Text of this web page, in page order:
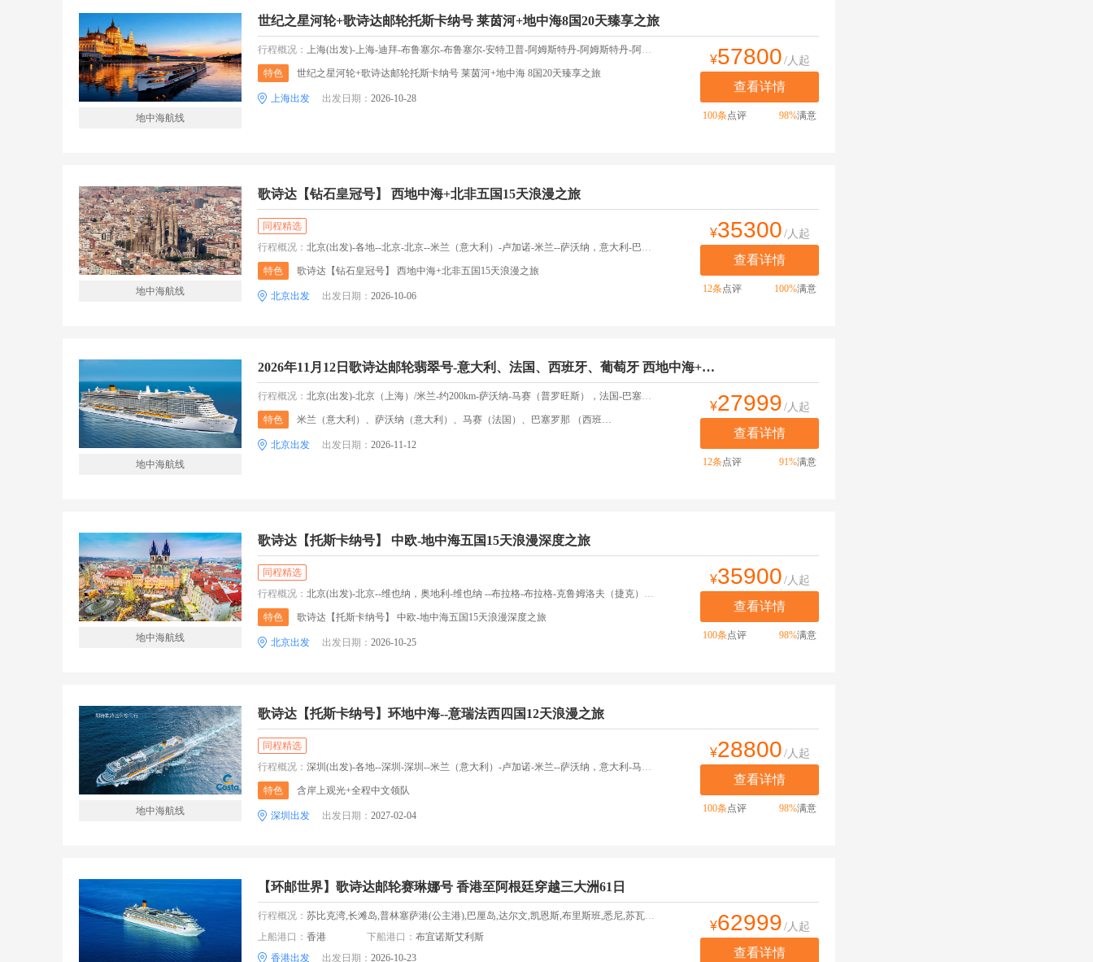
地中海航线
世纪之星河轮+歌诗达邮轮托斯卡纳号 莱茵河+地中海8国20天臻享之旅
行程概况： 上海(出发)-上海-迪拜-布鲁塞尔-布鲁塞尔-安特卫普-阿姆斯特丹-阿姆斯特丹-阿姆斯特丹-科隆-科布伦茨、吕德斯海姆-曼海姆、施派尔-斯特拉斯堡-巴塞尔-巴塞尔-日内瓦-瓦朗斯-日内瓦-阿维尼翁-马赛-巴塞罗那（西班牙）-卡利亚里/撒丁岛（意大利）-那不勒斯（意大利）-奇维塔韦基亚（罗马）-热那亚（意大利）-马赛-尼斯-摩纳哥-意大利小镇-意大利小镇-米兰-上海-上海-返回上海
特色 世纪之星河轮+歌诗达邮轮托斯卡纳号 莱茵河+地中海 8国20天臻享之旅
上海出发 出发日期： 2026-10-28
¥57800 /人起
查看详情
100条点评 98%满意
地中海航线
歌诗达【钻石皇冠号】 西地中海+北非五国15天浪漫之旅
同程精选
行程概况： 北京(出发)-各地--北京-北京--米兰（意大利）-卢加诺-米兰--萨沃纳，意大利-巴塞罗那，西班牙-丹吉尔，摩洛哥-卡萨布兰卡，摩洛哥-加迪斯，西班牙-直布罗陀，英国-马拉加（格拉纳达），西班牙-马赛，法国-萨沃纳，意大利--米兰-米兰--北京-中国-返回北京
特色 歌诗达【钻石皇冠号】 西地中海+北非五国15天浪漫之旅
北京出发 出发日期： 2026-10-06
¥35300 /人起
查看详情
12条点评 100%满意
地中海航线
2026年11月12日歌诗达邮轮翡翠号-意大利、法国、西班牙、葡萄牙 西地中海+加纳利群岛14天休闲假期
行程概况： 北京(出发)-北京（上海）/米兰-约200km-萨沃纳-马赛（普罗旺斯），法国-巴塞罗那（西班牙）-马拉加-米哈斯-马拉加-加的斯-拉斯帕尔马斯（大加那利岛）-丰沙尔（葡萄牙）-圣克鲁斯（特内里费岛）-特内里费/马德里-马德里/北京（上海）-北京（上海）-返回北京
特色 米兰（意大利）、萨沃纳（意大利）、马赛（法国）、巴塞罗那 （西班牙）、马拉加（西班牙）、加的斯（西班牙）、拉斯帕尔马斯（加纳利群岛）、丰沙尔
北京出发 出发日期： 2026-11-12
¥27999 /人起
查看详情
12条点评 91%满意
地中海航线
歌诗达【托斯卡纳号】 中欧-地中海五国15天浪漫深度之旅
同程精选
行程概况： 北京(出发)-北京--维也纳，奥地利-维也纳 --布拉格-布拉格-克鲁姆洛夫（捷克）-萨尔茨堡（奥地利）-萨尔茨堡（奥地利）-因斯布鲁克（奥地利）-因斯布鲁克（奥地利）-维罗纳（意大利）-欧洲小镇-热那亚，意大利-马赛（法国）-巴塞罗那，西班牙-卡利亚里，意大利-那不勒斯（庞贝），意大利-奇维塔韦基亚（意大利）-热那亚（意大利）-米兰--北京-北京-返回北京
特色 歌诗达【托斯卡纳号】 中欧-地中海五国15天浪漫深度之旅
北京出发 出发日期： 2026-10-25
¥35900 /人起
查看详情
100条点评 98%满意
地中海航线
歌诗达【托斯卡纳号】环地中海--意瑞法西四国12天浪漫之旅
同程精选
行程概况： 深圳(出发)-各地--深圳-深圳--米兰（意大利）-卢加诺-米兰--萨沃纳，意大利-马赛（法国）-巴塞罗纳，西班牙-帕尔马港（马略卡岛），西班牙-巴勒莫/西西里岛，意大利-奇维塔韦基亚（意大利）-萨沃纳（意大利）抵港时间08:30--米兰-米兰--深圳-深圳-返回深圳
特色 含岸上观光+全程中文领队
深圳出发 出发日期： 2027-02-04
¥28800 /人起
查看详情
100条点评 98%满意
【环邮世界】歌诗达邮轮赛琳娜号 香港至阿根廷穿越三大洲61日
行程概况： 苏比克湾,长滩岛,普林塞萨港(公主港),巴厘岛,达尔文,凯恩斯,布里斯班,悉尼,苏瓦,努库阿洛法,复活节岛,乌斯怀亚
上船港口： 香港 下船港口： 布宜诺斯艾利斯
香港出发
出发日期： 2026-10-23
¥62999 /人起
查看详情